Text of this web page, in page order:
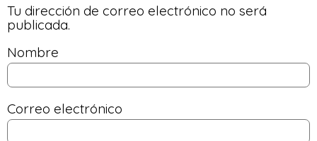
Tu dirección de correo electrónico no será
publicada.
Nombre
Correo electrónico